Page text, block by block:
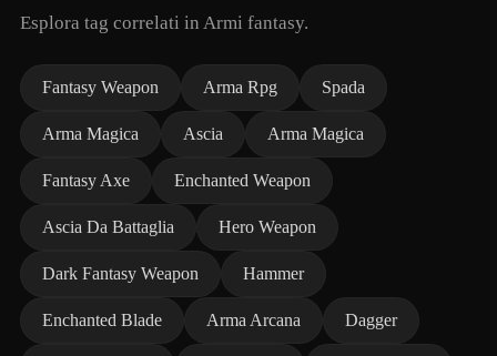
Esplora tag correlati in Armi fantasy.
Fantasy Weapon Arma Rpg Spada
Arma Magica Ascia Arma Magica
Fantasy Axe Enchanted Weapon
Ascia Da Battaglia Hero Weapon
Dark Fantasy Weapon Hammer
Enchanted Blade Arma Arcana Dagger